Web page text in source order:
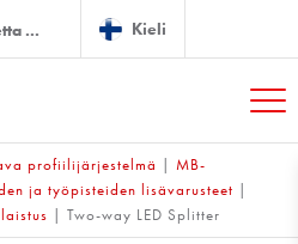
Kieli
profiilijärjestelmä |MB-
ja työpisteiden lisävarusteet |
|Two-way LED Splitter